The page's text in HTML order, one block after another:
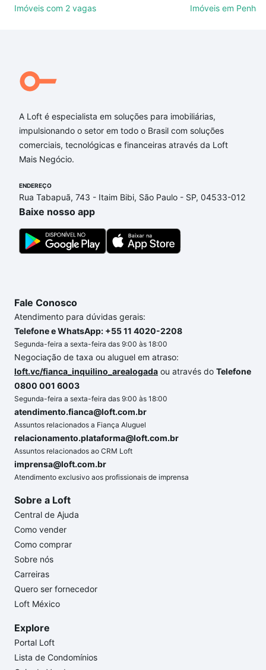
comodidades, como piscina, academia, salão de
Qual o preço de Imóveis à venda em rua passos
ferreira - Santa Rosa, Belo Horizonte, MG?
Aqui na Loft temos a oferta ideal para você, com
Imóveis à venda em rua passos ferreira - Santa
Rosa, Belo Horizonte, MG que custam a partir de R$
0 e com nossas opções de financiamento imobiliário
Se ainda tem alguma dúvida dos custos envolvidos
no processo de compra, veja em nosso portal
quanto custa comprar um apartamento
a gente para comprar o imóvel dos seus sonhos
com segurança e conforto. Loft, com você até as
Imóveis com 2 vagas
Imóveis em Penha
A Loft é especialista em soluções para imobiliárias,
impulsionando o setor em todo o Brasil com soluções
comerciais, tecnológicas e financeiras através da Loft
Mais Negócio.
ENDEREÇO
Rua Tabapuã, 743 - Itaim Bibi, São Paulo - SP, 04533-012
Baixe nosso app
Fale Conosco
Atendimento para dúvidas gerais:
Telefone e WhatsApp: +55 11 4020-2208
Segunda-feira a sexta-feira das 9:00 às 18:00
Negociação de taxa ou aluguel em atraso:
loft.vc/fianca_inquilino_arealogada ou através do Telefone
0800 001 6003
Segunda-feira a sexta-feira das 9:00 às 18:00
atendimento.fianca@loft.com.br
Assuntos relacionados a Fiança Aluguel
relacionamento.plataforma@loft.com.br
Assuntos relacionados ao CRM Loft
imprensa@loft.com.br
Atendimento exclusivo aos profissionais de imprensa
Sobre a Loft
Central de Ajuda
Como vender
Como comprar
Sobre nós
Carreiras
Quero ser fornecedor
Loft México
Explore
Portal Loft
Lista de Condomínios